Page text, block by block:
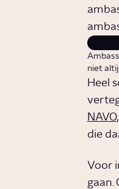
niet
Heel
NAVO
die
Voor
gaan.